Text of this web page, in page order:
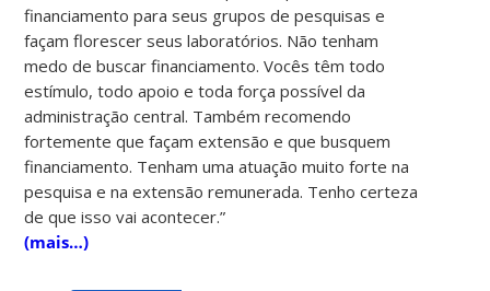
financiamento para seus grupos de pesquisas e
façam florescer seus laboratórios. Não tenham
medo de buscar financiamento. Vocês têm todo
estímulo, todo apoio e toda força possível da
administração central. Também recomendo
fortemente que façam extensão e que busquem
financiamento. Tenham uma atuação muito forte na
pesquisa e na extensão remunerada. Tenho certeza
de que isso vai acontecer.”
(mais…)